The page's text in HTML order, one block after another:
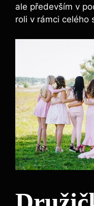
ale⁢ především v
roli v rámci⁤ celého